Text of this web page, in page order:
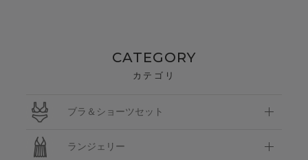
CATEGORY
カテゴリ
ブラ＆ショーツセット
ランジェリー